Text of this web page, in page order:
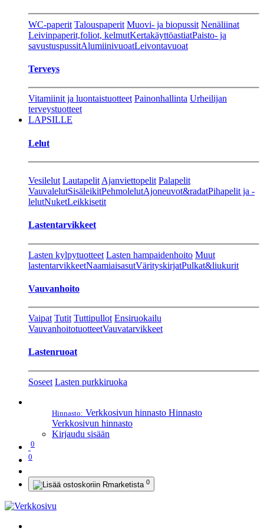
WC-paperit Talouspaperit Muovi- ja biopussit Nenäliinat
Leivinpaperit,foliot, kelmutKertakäyttöastiatPaisto- ja
savustuspussitAlumiinivuoatLeivontavuoat
Terveys
Vitamiinit ja luontaistuotteet Painonhallinta Urheilijan
terveystuotteet
LAPSILLE
Lelut
Vesilelut Lautapelit Ajanviettopelit Palapelit
VauvalelutSisäleikitPehmolelutAjoneuvot&radatPihapelit ja -
lelutNuketLeikkisetit
Lastentarvikkeet
Lasten kylpytuotteet Lasten hampaidenhoito Muut
lastentarvikkeetNaamiaisasutVärityskirjatPulkat&liukurit
Vauvanhoito
Vaipat Tutit Tuttipullot Ensiruokailu
VauvanhoitotuotteetVauvatarvikkeet
Lastenruoat
Soseet Lasten purkkiruoka
Hinnasto: Verkkosivun hinnasto Hinnasto
Verkkosivun hinnasto
Kirjaudu sisään
0
0
0